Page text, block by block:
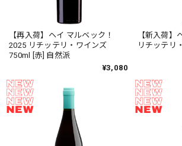
【再入荷】ヘイ マルベック！
2025 リチッテリ・ワインズ
750ml [赤] 自然派
¥3,080
【新入荷】
リチッテリ